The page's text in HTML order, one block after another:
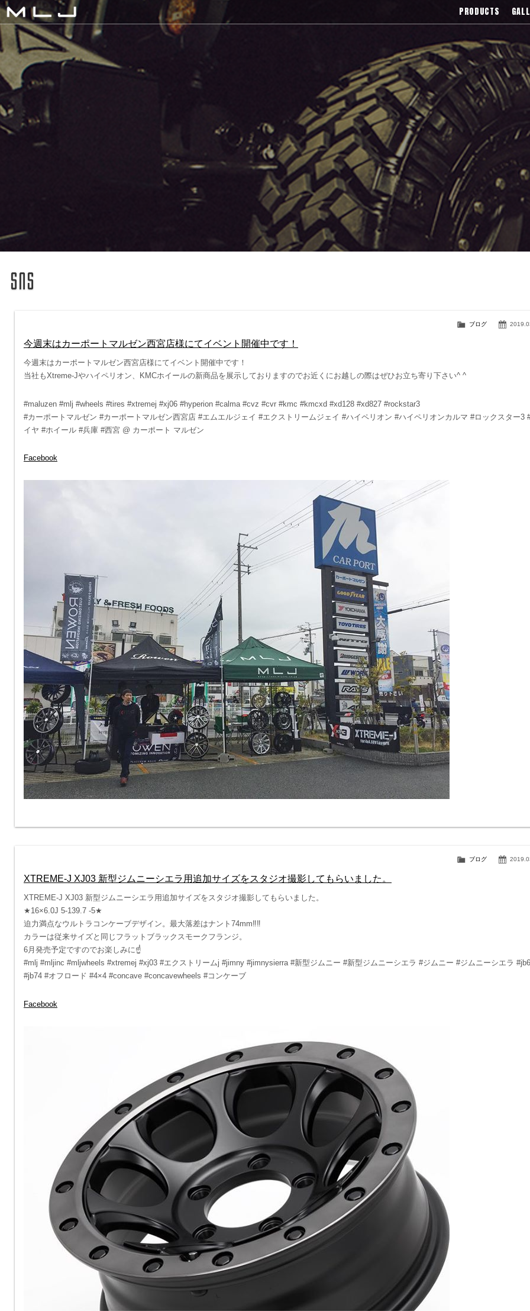
MLJ / Lexani(レクサーニ),Asanti(アサンティ),Wrest(ヴァレスト)などブラ
PRODUCTS
ブログ
今週末はカーポートマルゼン西宮店様にてイベント開催中です！
今週末はカーポートマルゼン西宮店様にてイベント開催中です！
当社もXtreme-Jやハイペリオン、KMCホイールの新商品を展示しておりますのでお近くにお越しの際はぜひお立ち寄り下さい^ ^
#maluzen #mlj #wheels #tires #xtremej #xj06 #hyperion #calma #cvz #cvr #kmc #kmcxd #xd128 #xd827 #rockstar3
#カーポートマルゼン #カーポートマルゼン西宮店 #エムエルジェイ #エクストリームジェイ #ハイペリオン #ハイペリオンカルマ #ロックスター3
イヤ #ホイール #兵庫 #西宮 @ カーポート マルゼン
Facebook
ブログ
XTREME-J XJ03 新型ジムニーシエラ用追加サイズをスタジオ撮影してもらいました。
XTREME-J XJ03 新型ジムニーシエラ用追加サイズをスタジオ撮影してもらいました。
★16×6.0J 5-139.7 -5★
迫力満点なウルトラコンケーブデザイン。最大落差はナント74mm‼︎‼︎
カラーは従来サイズと同じフラットブラックスモークフランジ。
6月発売予定ですのでお楽しみに☝️
#mlj #mljinc #mljwheels #xtremej #xj03 #エクストリームj #jimny #jimnysierra #新型ジムニー #新型ジムニーシエラ #ジムニー #ジムニーシエラ
#jb74 #オフロード #4×4 #concave #concavewheels #コンケーブ
Facebook